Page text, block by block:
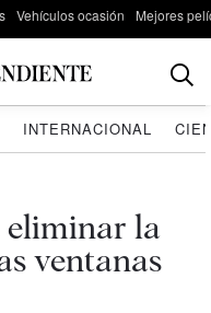
Vehículos ocasión Mejores
INTERNACIONAL
la
ventanas